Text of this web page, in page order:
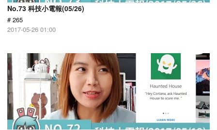
No.73 科技小電報(05/26)
# 265
2017-05-26 01:00